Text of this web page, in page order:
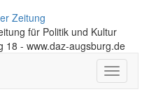
Zeitung
für Politik und Kultur
18 - www.daz-augsburg.de
Toggle